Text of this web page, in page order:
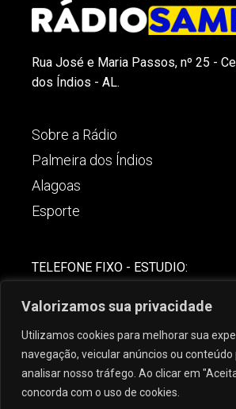
Valorizamos sua privacidade
Utilizamos cookies para melhorar sua
navegação, veicular anúncios ou
analisar nosso tráfego. Ao clicar em
concorda com o uso de cookies.
Rua José e Maria Passos, nº 25 -
dos Índios - AL.
Sobre a Rádio
Palmeira dos Índios
Alagoas
Esporte
TELEFONE FIXO - ESTUDIO:
(82) 99621-8806